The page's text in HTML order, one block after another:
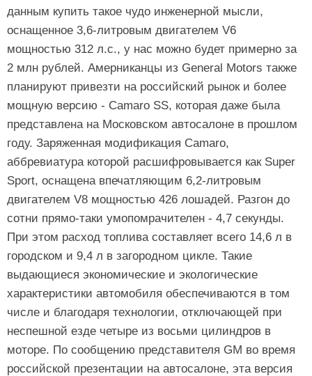
данным купить такое чудо инженерной мысли,
оснащенное 3,6-литровым двигателем V6
мощностью 312 л.с., у нас можно будет примерно за
2 млн рублей. Амерниканцы из General Motors также
планируют привезти на российский рынок и более
мощную версию - Camaro SS, которая даже была
представлена на Московском автосалоне в прошлом
году. Заряженная модификация Camaro,
аббревиатура которой расшифровывается как Super
Sport, оснащена впечатляющим 6,2-литровым
двигателем V8 мощностью 426 лошадей. Разгон до
сотни прямо-таки умопомрачителен - 4,7 секунды.
При этом расход топлива составляет всего 14,6 л в
городском и 9,4 л в загородном цикле. Такие
выдающиеся экономические и экологические
характеристики автомобиля обеспечиваются в том
числе и благодаря технологии, отключающей при
неспешной езде четыре из восьми цилиндров в
моторе. По сообщению представителя GM во время
российской презентации на автосалоне, эта версия